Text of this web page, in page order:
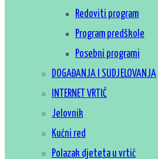
Redoviti program
Program predškole
Posebni programi
DOGAĐANJA I SUDJELOVANJA
INTERNET VRTIĆ
Jelovnik
Kućni red
Polazak djeteta u vrtić